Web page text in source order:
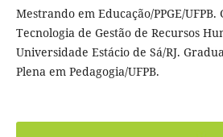
Mestrando em Educação/PPGE/
Tecnologia de Gestão de Recursos
Universidade Estácio de Sá/RJ.
Plena em Pedagogia/UFPB.